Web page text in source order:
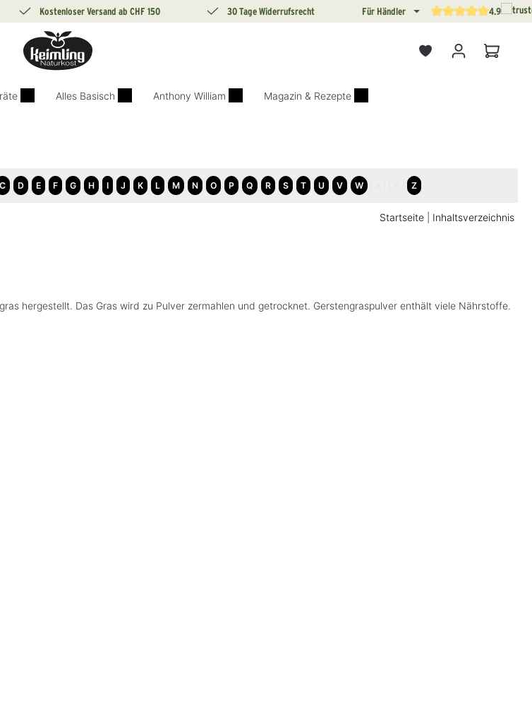
Kostenloser Versand ab CHF 150 30 Tage Widerrufsrecht Für Händler Durchschnittliche4.9
Alles Basisch Anthony William Magazin & Rezepte
C D E F G H I J K L M N O P Q R S T U V W Z
Startseite Inhaltsverzeichnis
hergestellt. Das Gras wird zu Pulver zermahlen und getrocknet. Gerstengraspulver enthält viele Nährstoffe.